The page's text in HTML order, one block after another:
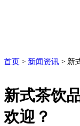
首页 > 新闻资讯 > 新
新式茶饮
欢迎？